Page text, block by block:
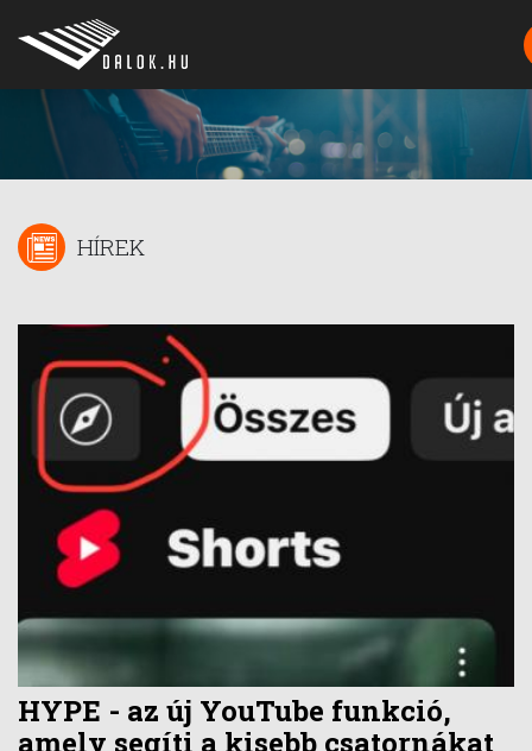
HÍREK
HYPE - az új YouTube funkció,
amely segíti a kisebb csatornákat